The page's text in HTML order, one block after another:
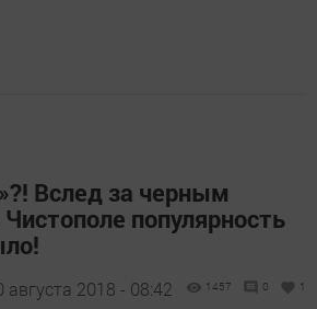
Вслед за черным
популярность
августа 2018 - 08:42 1457 0 1